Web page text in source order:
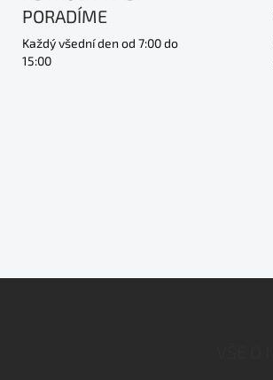
PORADÍME
Každý všední den od 7:00 do
15:00